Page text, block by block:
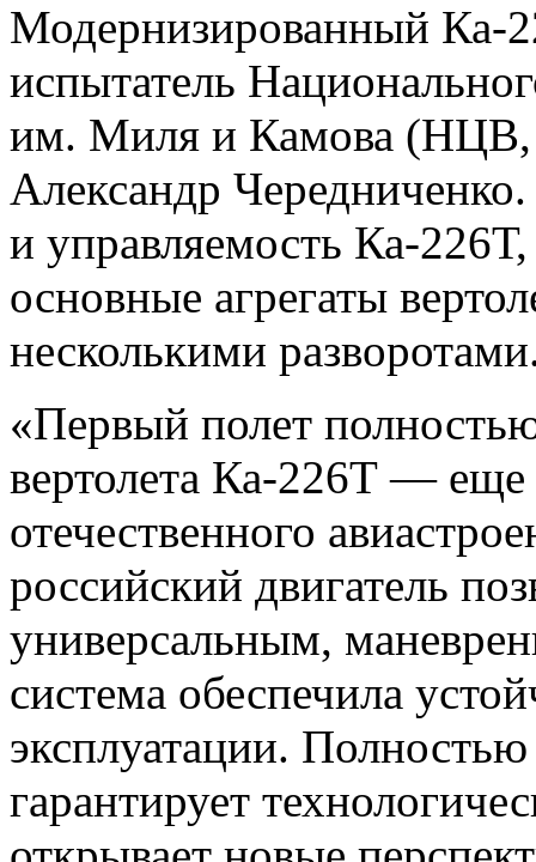
Модернизированный Ка-
испытатель
им. Миля и Камова (НЦВ,
Александр
и управляемость Ка-
основные агрегаты
несколькими
«Первый полет
вертолета Ка-226Т —
отечественного
российский двигатель
универсальным,
система обеспечила
эксплуатации.
гарантирует